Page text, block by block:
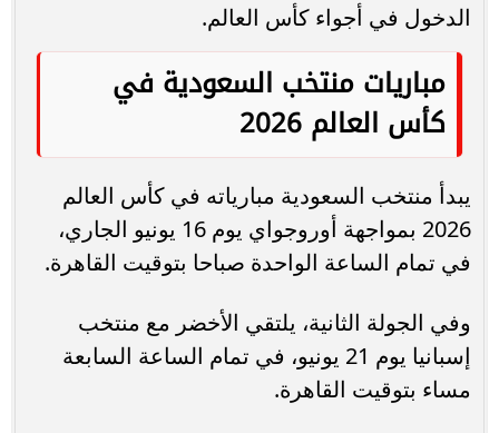
الدخول في أجواء كأس العالم.
مباريات منتخب السعودية في
كأس العالم 2026
يبدأ منتخب السعودية مبارياته في كأس العالم
2026 بمواجهة أوروجواي يوم 16 يونيو الجاري،
في تمام الساعة الواحدة صباحا بتوقيت القاهرة.
وفي الجولة الثانية، يلتقي الأخضر مع منتخب
إسبانيا يوم 21 يونيو، في تمام الساعة السابعة
مساء بتوقيت القاهرة.